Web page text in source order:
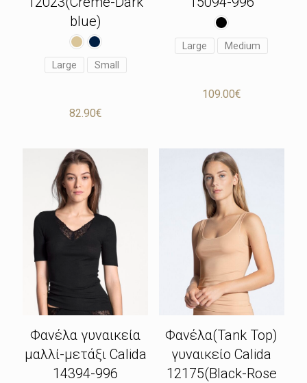
blue)
Large Small
82.90€
Large Medium
109.00€
Φανέλα γυναικεία
μαλλί-μετάξι Calida
14394-996
Φανέλα(Tank Top)
γυναικείο Calida
12175(Black-Rose